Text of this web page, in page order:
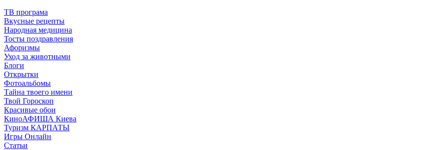
ТВ програма
Вкусные рецепты
Народная медицина
Тосты поздравления
Афоризмы
Уход за животными
Блоги
Открытки
Фотоальбомы
Тайна твоего имени
Твой Гороскоп
Красивые обои
КиноАФИША Киева
Туризм КАРПАТЫ
Игры Онлайн
Статьи